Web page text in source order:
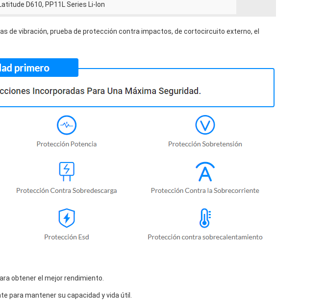
D610, PP11L Series Li-Ion
de vibración, prueba de protección contra impactos, de cortocircuito externo, el
obtener el mejor rendimiento.
para mantener su capacidad y vida útil.